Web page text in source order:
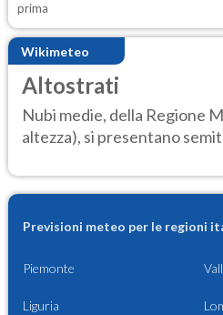
prima
Wikimeteo
Altostrati
Nubi medie, della Regione
altezza), si presentano
Previsioni meteo per le regioni
Piemonte
Liguria